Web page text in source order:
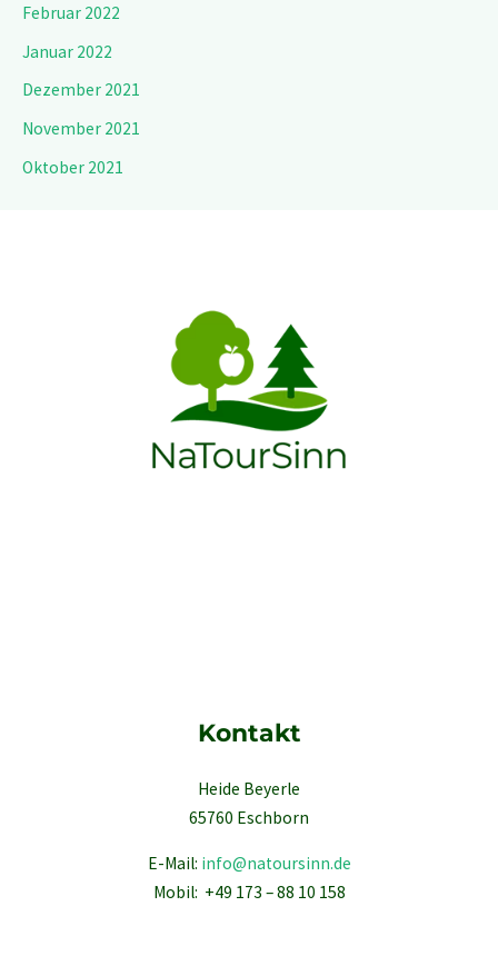
Februar 2022
Januar 2022
Dezember 2021
November 2021
Oktober 2021
Kontakt
Heide Beyerle
65760 Eschborn
E-Mail: info@natoursinn.de
Mobil: +49 173 – 88 10 158